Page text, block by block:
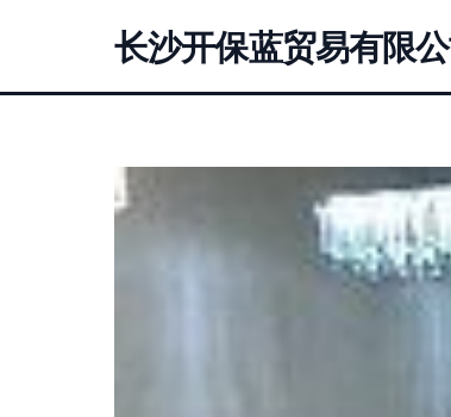
长沙开保蓝贸易有限